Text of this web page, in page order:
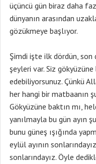
üçüncü gün biraz daha
dünyanın arasından
gözükmeye başlıyor.
Şimdi işte ilk dördün, son
şeyleri var. Siz
edebiliyorsunuz. Çünkü
her hangi bir matbaanın
Gökyüzüne baktın mı,
yanılmayla bu gün ayın
bunu güneş ışığında
eylül ayının
sonlarındayız. Öyle